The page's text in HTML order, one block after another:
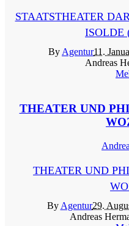
STAATSTHEATER
ISOLDE
By Agentur11.
Andreas
THEATER UND
THEATER UND
By Agentur29.
Andreas